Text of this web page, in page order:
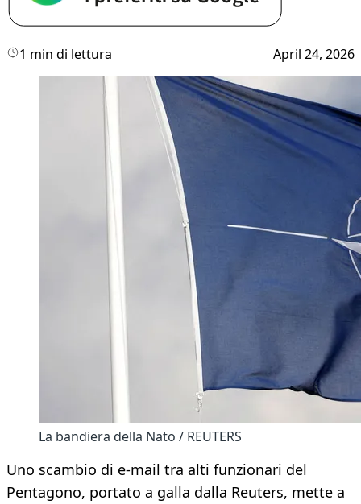
1 min di lettura April 24, 2026
La bandiera della Nato / REUTERS
Uno scambio di e-mail tra alti funzionari del
Pentagono, portato a galla dalla Reuters, mette a